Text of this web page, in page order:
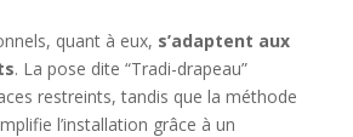
quant à eux, s’adaptent aux
. La pose dite “Tradi-drapeau”
restreints, tandis que la méthode
l’installation grâce à un